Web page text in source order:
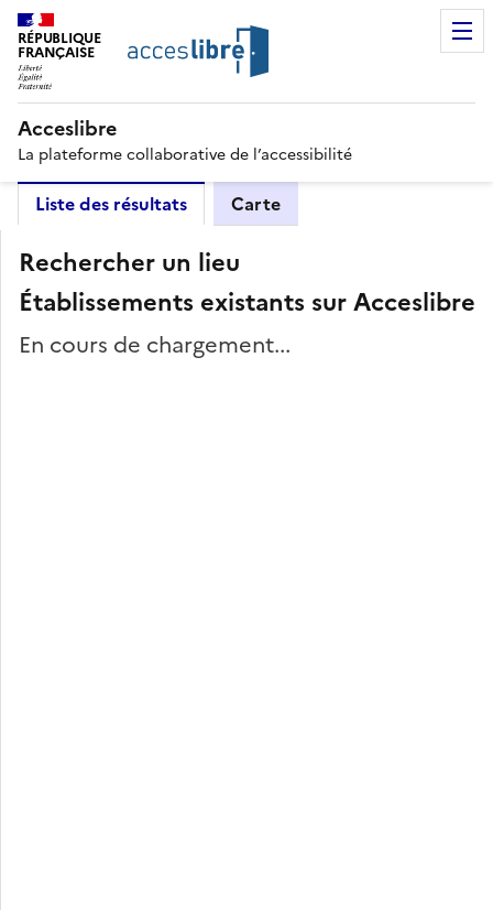
RÉPUBLIQUE
FRANÇAISE
Acceslibre
La plateforme collaborative de l’accessibilité
Liste des résultats Carte
Rechercher un lieu
Établissements existants sur Acceslibre
En cours de chargement...